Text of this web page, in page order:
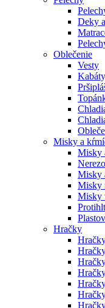
Deky
Oblečenie
Vesty
Misky a
Misky
Misky
Misky
Misky
Hračky